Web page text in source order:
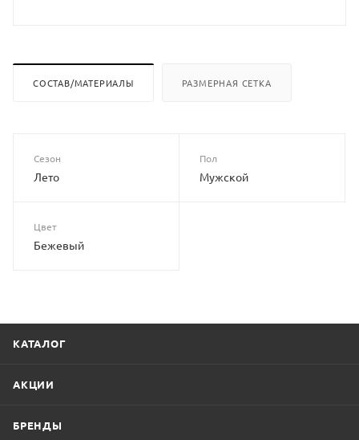
СОСТАВ/МАТЕРИАЛЫ РАЗМЕРНАЯ СЕТКА
Сезон
Лето
Пол
Мужской
Цвет
Бежевый
КАТАЛОГ
АКЦИИ
БРЕНДЫ